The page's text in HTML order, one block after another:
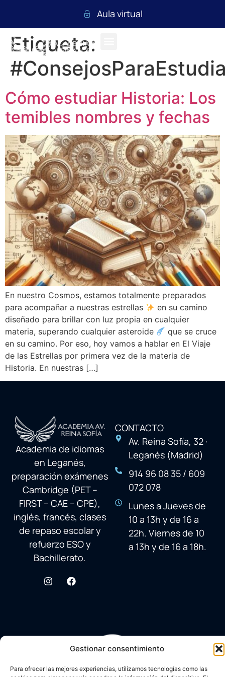
Gestionar consentimiento
Para ofrecer las mejores experiencias, utilizamos tecnologías como las
Aula virtual
Etiqueta:
Cómo estudiar Historia: Los
temibles nombres y fechas
En nuestro Cosmos, estamos totalmente preparados
para acompañar a nuestras estrellas
en su camino
diseñado para brillar con luz propia en cualquier
materia, superando cualquier asteroide
que se cruce
en su camino. Por eso, hoy vamos a hablar en El Viaje
de las Estrellas por primera vez de la materia de
Historia. En nuestras […]
Academia de idiomas
en Leganés,
preparación exámenes
Cambridge (PET –
FIRST – CAE – CPE),
inglés, francés, clases
de repaso escolar y
refuerzo ESO y
Bachillerato.
CONTACTO
Av. Reina Sofía, 32 ·
Leganés (Madrid)
914 96 08 35 / 609
072 078
Lunes a Jueves de
10 a 13h y de 16 a
22h. Viernes de 10
a 13h y de 16 a 18h.